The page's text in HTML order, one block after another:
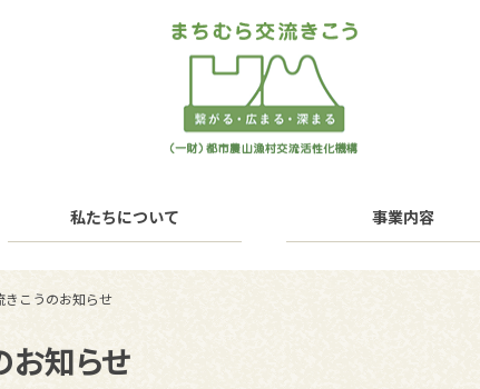
私たちについて 事業内容
きこうのお知らせ
お知らせ